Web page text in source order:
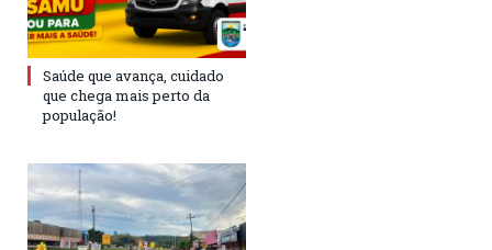
Saúde que avança, cuidado
que chega mais perto da
população!